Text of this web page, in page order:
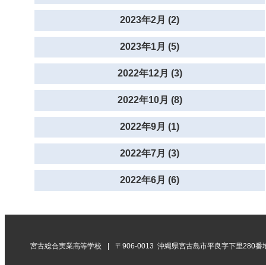
2023年2月 (2)
2023年1月 (5)
2022年12月 (3)
2022年10月 (8)
2022年9月 (1)
2022年7月 (3)
2022年6月 (6)
宮古総合実業高等学校 〒906-0013 沖縄県宮古島市平良字下里280番